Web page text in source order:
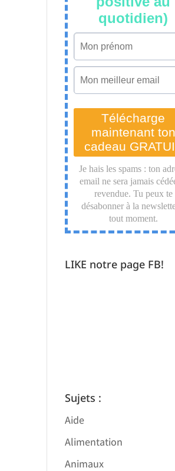
LIKE notre page FB!
Sujets :
Aide
Alimentation
Animaux